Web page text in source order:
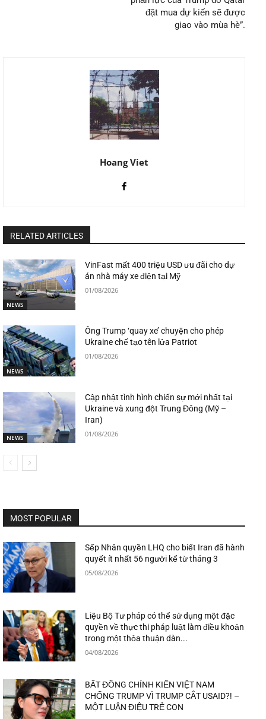
đặt mua dự kiến ​​sẽ được
giao vào mùa hè”.
Hoang Viet
RELATED ARTICLES
NEWS
VinFast mất 400 triệu USD ưu đãi cho dự
án nhà máy xe điện tại Mỹ
01/08/2026
NEWS
Ông Trump ‘quay xe’ chuyện cho phép
Ukraine chế tạo tên lửa Patriot
01/08/2026
NEWS
Cập nhật tình hình chiến sự mới nhất tại
Ukraine và xung đột Trung Đông (Mỹ –
Iran)
01/08/2026
MOST POPULAR
Sếp Nhân quyền LHQ cho biết Iran đã hành
quyết ít nhất 56 người kể từ tháng 3
05/08/2026
Liệu Bộ Tư pháp có thể sử dụng một đặc
quyền về thực thi pháp luật làm điều khoản
trong một thỏa thuận dàn...
04/08/2026
BẤT ĐỒNG CHÍNH KIẾN VIỆT NAM
CHỐNG TRUMP VÌ TRUMP CẮT USAID?! –
MỘT LUẬN ĐIỆU TRẺ CON